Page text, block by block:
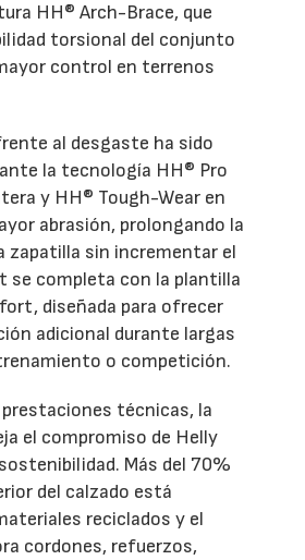
HH® Arch-Brace, que
torsional del conjunto
control en terrenos
al desgaste ha sido
la tecnología HH® Pro
y HH® Tough-Wear en
abrasión, prolongando la
zapatilla sin incrementar el
se completa con la plantilla
diseñada para ofrecer
adicional durante largas
o competición.
prestaciones técnicas, la
el compromiso de Helly
Más del 70%
del calzado está
reciclados y el
cordones, refuerzos,